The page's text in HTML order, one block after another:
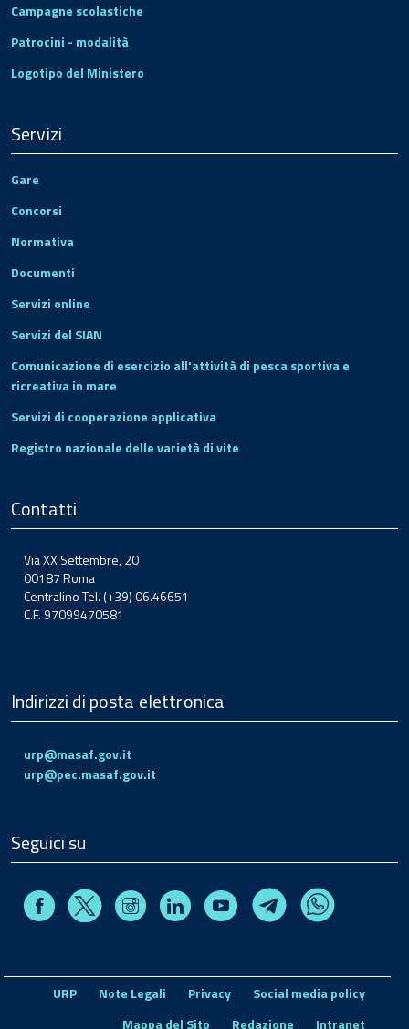
Campagne scolastiche
Patrocini - modalità
Logotipo del Ministero
Servizi
Gare
Concorsi
Normativa
Documenti
Servizi online
Servizi del SIAN
Comunicazione di esercizio all'attività di pesca sportiva e
ricreativa in mare
Servizi di cooperazione applicativa
Registro nazionale delle varietà di vite
Contatti
Via XX Settembre, 20
00187 Roma
Centralino Tel. (+39) 06.46651
C.F. 97099470581
Indirizzi di posta elettronica
urp@masaf.gov.it
urp@pec.masaf.gov.it
Seguici su
FacebookX InstagramLinkedin Youtube TelegramWhatsapp
URP Note Legali Privacy
Social media policy
Mappa del Sito
Redazione Intranet